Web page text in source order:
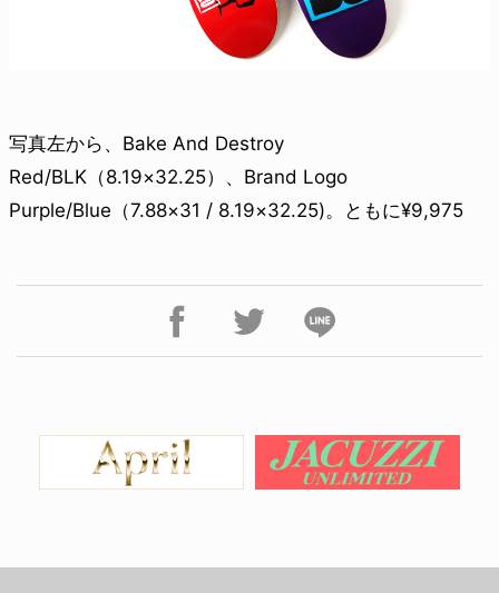
写真左から、Bake And Destroy
Red/BLK（8.19×32.25）、Brand Logo
Purple/Blue（7.88×31 / 8.19×32.25)。ともに¥9,975